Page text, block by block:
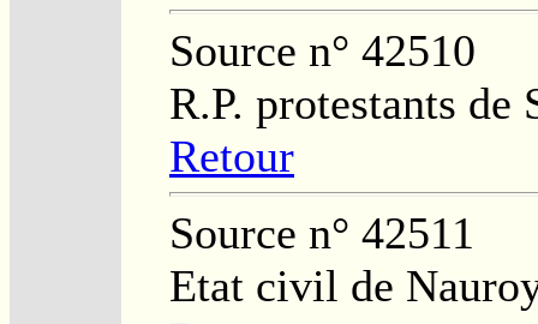
Source n° 42510
R.P. protestants
Retour
Source n° 42511
Etat civil de